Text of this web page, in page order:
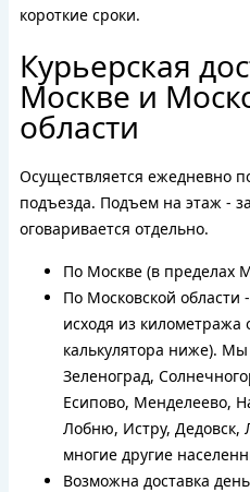
короткие сроки.
Курьерская
Москве и
области
Осуществляется ежедневно
подъезда. Подъем на этаж -
оговаривается отдельно.
По Москве (в пределах
По Московской области
исходя из
калькулятора ниже).
Зеленоград,
Есипово, Менделеево,
Лобню, Истру, Дедовск,
многие другие
Возможна доставка